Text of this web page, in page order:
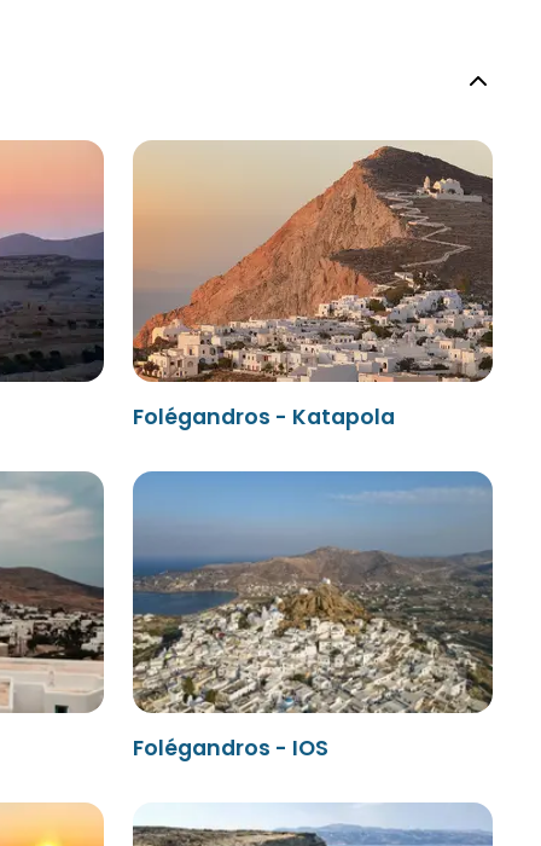
Folégandros - Katapola
Folégandros - IOS